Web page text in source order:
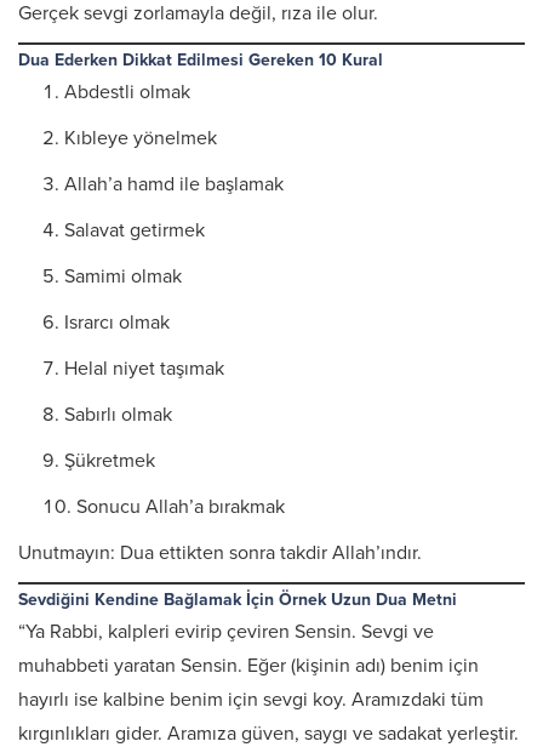
Gerçek sevgi zorlamayla değil, rıza ile olur.
Dua Ederken Dikkat Edilmesi Gereken 10 Kural
Abdestli olmak
Kıbleye yönelmek
Allah’a hamd ile başlamak
Salavat getirmek
Samimi olmak
Israrcı olmak
Helal niyet taşımak
Sabırlı olmak
Şükretmek
Sonucu Allah’a bırakmak
Unutmayın: Dua ettikten sonra takdir Allah’ındır.
Sevdiğini Kendine Bağlamak İçin Örnek Uzun Dua Metni
“Ya Rabbi, kalpleri evirip çeviren Sensin. Sevgi ve
muhabbeti yaratan Sensin. Eğer (kişinin adı) benim için
hayırlı ise kalbine benim için sevgi koy. Aramızdaki tüm
kırgınlıkları gider. Aramıza güven, saygı ve sadakat yerleştir.